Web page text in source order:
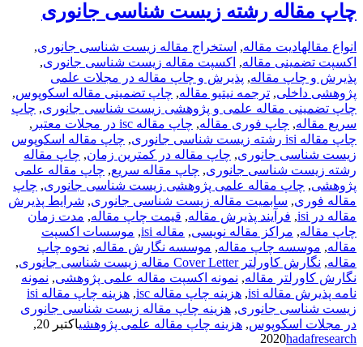
چاپ مقاله رشته زیست شناسی جانوری
انواع مقالهادیت مقاله, استخراج مقاله زیست شناسی جانوری,
اکسپت تضمینی مقاله, اکسپت مقاله زیست شناسی جانوری,
پذیرش و چاپ مقاله, پذیرش و چاپ مقاله در مجلات علمی
پژوهشی داخلی, ترجمه نیتیو مقاله, چاپ تضمینی مقاله اسکوپوس,
چاپ تضمینی مقاله علمی و پژوهشی زیست شناسی جانوری, چاپ
سریع مقاله, چاپ فوری مقاله, چاپ مقاله isc در مجلات معتبر
,
چاپ مقاله isi رشته زیست شناسی جانوری
, چاپ مقاله اسکوپوس
زیست شناسی جانوری, چاپ مقاله در کمترین زمان, چاپ مقاله
رشته زیست شناسی جانوری, چاپ مقاله سریع, چاپ مقاله علمی
پژوهشی, چاپ مقاله علمی پژوهشی زیست شناسی جانوری, چاپ
مقاله فوری, سابمیت مقاله زیست شناسی جانوری, شرایط پذیرش
مقاله در isi
, فرآیند پذیرش مقاله, قیمت چاپ مقاله, مدت زمان
چاپ مقاله, مراکز مقاله نویسی, مقاله isi , موسسات اکسپت
مقاله, موسسه چاپ مقاله, موسسه نگارش مقاله, نحوه چاپ
مقاله, نگارش کاورلتر Cover Letter مقاله زیست شناسی جانوری
,
نگارش کاورلتر مقاله, نمونه اکسپت مقاله علمی پژوهشی, نمونه
نامه پذیرش مقاله isi
, هزینه چاپ مقاله isc ,
هزینه چاپ مقاله isi
زیست شناسی جانوری, هزینه چاپ مقاله زیست شناسی جانوری
در مجلات اسکوپوس, هزینه چاپ مقاله علمی پژوهشی
اکتبر 20,
2020hadafresearch